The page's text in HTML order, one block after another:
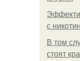
с
В том
стоят